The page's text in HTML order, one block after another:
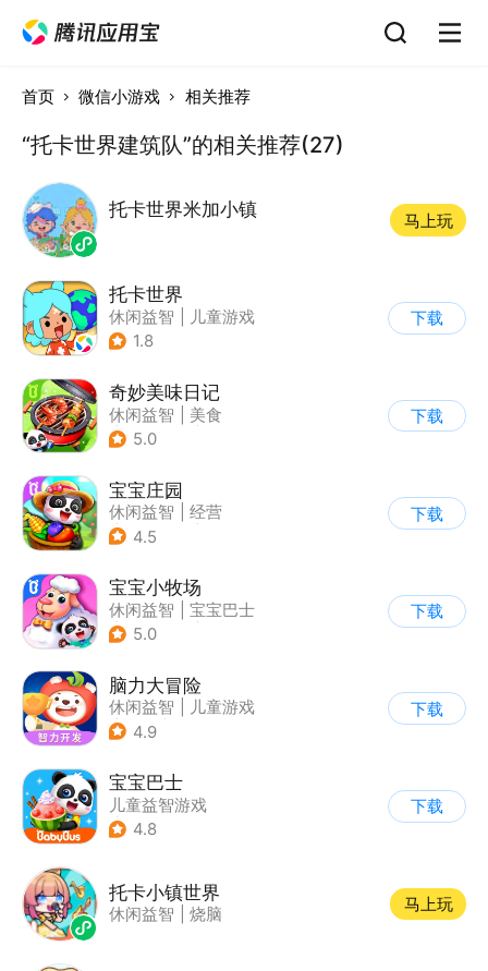
首页 微信小游戏 相关推荐
“托卡世界建筑队”的相关推荐(27)
托卡世界米加小镇
马上玩
托卡世界
休闲益智
儿童游戏
1.8
下载
奇妙美味日记
休闲益智
美食
| 宝宝巴士
5.0
下载
宝宝庄园
休闲益智
经营
| 田园生活
4.5
下载
宝宝小牧场
休闲益智
宝宝巴士
| 学习教育
5.0
下载
脑力大冒险
休闲益智
儿童游戏
| 卡通
4.9
下载
宝宝巴士
儿童益智游戏
| 启蒙早教
4.8
下载
托卡小镇世界
休闲益智 烧脑
马上玩